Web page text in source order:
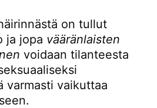
on tullut
ja jopa vääränlaisten
voidaan tilanteesta
varmasti vaikuttaa